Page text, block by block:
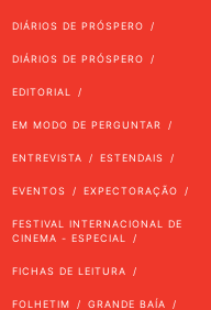
DIÁRIOS DE PRÓSPERO
DIÁRIOS DE PRÓSPERO
EDITORIAL
EM MODO DE PERGUNTAR
ENTREVISTA ESTENDAIS
EVENTOS EXPECTORAÇÃO
FESTIVAL INTERNACIONAL DE
CINEMA - ESPECIAL
FICHAS DE LEITURA
FOLHETIM GRANDE BAÍA